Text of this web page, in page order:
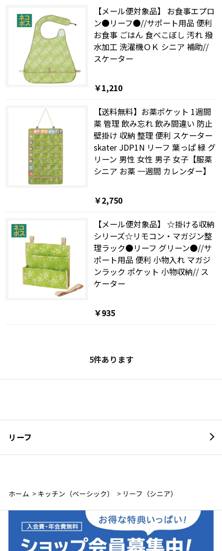
【メール便対象品】 お食事エプロ
ン●リーフ●//サポート用品 便利
お食事 ごはん 食べこぼし 汚れ 撥
水加工 洗濯機ＯＫ シニア 補助//
スケーター
￥1,210
【送料無料】お薬ポケット 1週間
薬 管理 飲み忘れ 飲み間違い 防止
壁掛け 収納 整理 便利 スケーター
skater JDP1N リーフ 葉っぱ 緑 グ
リーン 男性 女性 男子 女子【服薬
シニア お薬 一週間 カレンダー】
￥2,750
【メール便対象品】 ☆掛ける収納
シリーズ☆リモコン・マガジン整
理ラック●リーフ グリーン●//サ
ポート用品 便利 小物入れ マガジ
ンラック ポケット 小物収納// ス
ケーター
￥935
5件あります
リーフ
ホーム > キッチン（ベーシック） > リーフ（シニア）